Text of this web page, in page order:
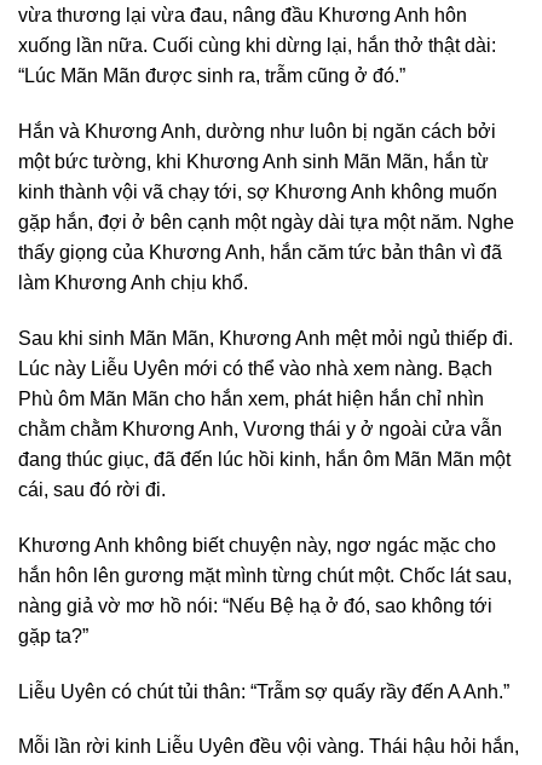
vừa thương lại vừa đau, nâng đầu Khương Anh hôn
xuống lần nữa. Cuối cùng khi dừng lại, hắn thở thật dài:
“Lúc Mãn Mãn được sinh ra, trẫm cũng ở đó.”
Hắn và Khương Anh, dường như luôn bị ngăn cách bởi
một bức tường, khi Khương Anh sinh Mãn Mãn, hắn từ
kinh thành vội vã chạy tới, sợ Khương Anh không muốn
gặp hắn, đợi ở bên cạnh một ngày dài tựa một năm. Nghe
thấy giọng của Khương Anh, hắn căm tức bản thân vì đã
làm Khương Anh chịu khổ.
Sau khi sinh Mãn Mãn, Khương Anh mệt mỏi ngủ thiếp đi.
Lúc này Liễu Uyên mới có thể vào nhà xem nàng. Bạch
Phù ôm Mãn Mãn cho hắn xem, phát hiện hắn chỉ nhìn
chằm chằm Khương Anh, Vương thái y ở ngoài cửa vẫn
đang thúc giục, đã đến lúc hồi kinh, hắn ôm Mãn Mãn một
cái, sau đó rời đi.
Khương Anh không biết chuyện này, ngơ ngác mặc cho
hắn hôn lên gương mặt mình từng chút một. Chốc lát sau,
nàng giả vờ mơ hồ nói: “Nếu Bệ hạ ở đó, sao không tới
gặp ta?”
Liễu Uyên có chút tủi thân: “Trẫm sợ quấy rầy đến A Anh.”
Mỗi lần rời kinh Liễu Uyên đều vội vàng. Thái hậu hỏi hắn,